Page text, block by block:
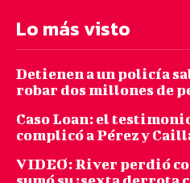
Lo más visto
Detienen a un policía
robar dos millones de
Caso Loan: el
complicó a Pérez y
VIDEO: River perdió